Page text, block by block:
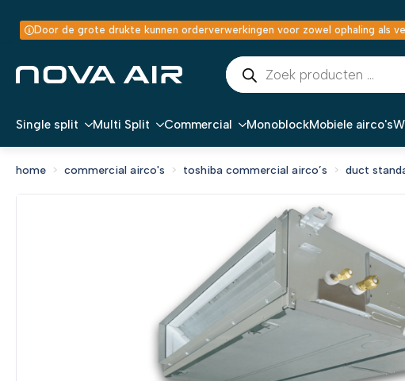
Door de grote drukte kunnen orderverwerkingen voor zowel ophaling als
Producten
zoeken
Single split Multi Split Commercial MonoblockMobiele airco's
home commercial airco's toshiba commercial airco’s duct